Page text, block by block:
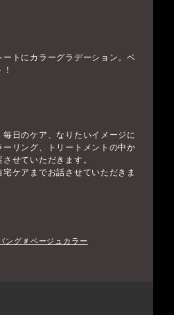
トにカラーグラデーション。ベ
日のケア、なりたいイメージに
リング、トリートメントの中か
せていただきます。
ケアまでお話させていただきま
ング＃ベージュカラー